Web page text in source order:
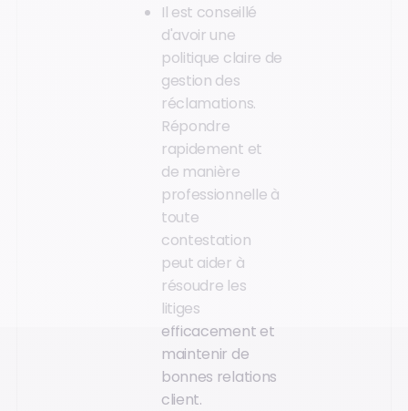
Il est conseillé
d'avoir une
politique claire de
gestion des
réclamations.
Répondre
rapidement et
de manière
professionnelle à
toute
contestation
peut aider à
résoudre les
litiges
efficacement et
maintenir de
bonnes relations
client.